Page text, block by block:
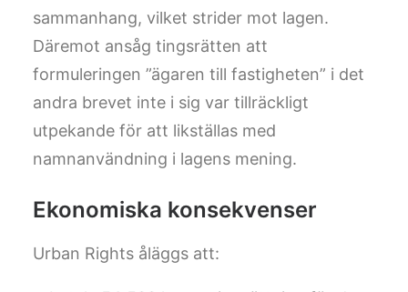
sammanhang, vilket strider mot lagen.
Däremot ansåg tingsrätten att
formuleringen ”ägaren till fastigheten” i det
andra brevet inte i sig var tillräckligt
utpekande för att likställas med
namnanvändning i lagens mening.
Ekonomiska konsekvenser
Urban Rights åläggs att: